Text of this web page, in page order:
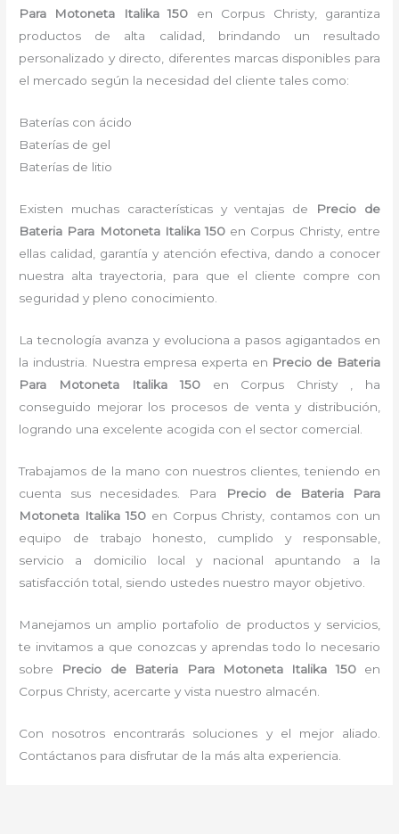
Para Motoneta Italika 150 en Corpus Christy, garantiza
productos de alta calidad, brindando un resultado
personalizado y directo, diferentes marcas disponibles para
el mercado según la necesidad del cliente tales como:
Baterías con ácido
Baterías de gel
Baterías de litio
Existen muchas características y ventajas de
Precio de
Bateria Para Motoneta Italika 150 en Corpus Christy, entre
ellas calidad, garantía y atención efectiva, dando a conocer
nuestra alta trayectoria, para que el cliente compre con
seguridad y pleno conocimiento.
La tecnología avanza y evoluciona a pasos agigantados en
la industria. Nuestra empresa experta en Precio de Bateria
Para Motoneta Italika 150en Corpus Christy , ha
conseguido mejorar los procesos de venta y distribución,
logrando una excelente acogida con el sector comercial.
Trabajamos de la mano con nuestros clientes, teniendo en
cuenta sus necesidades. Para
Precio de Bateria Para
Motoneta Italika 150en Corpus Christy, contamos con un
equipo de trabajo honesto, cumplido y responsable,
servicio a domicilio local y nacional apuntando a la
satisfacción total, siendo ustedes nuestro mayor objetivo.
Manejamos un amplio portafolio de productos y servicios,
te invitamos a que conozcas y aprendas todo lo necesario
sobre Precio de Bateria Para Motoneta Italika 150en
Corpus Christy, acercarte y vista nuestro almacén.
Con nosotros encontrarás soluciones y el mejor aliado.
Contáctanos para disfrutar de la más alta experiencia.